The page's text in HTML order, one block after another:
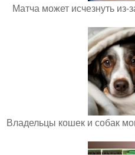
Матча может исчезнуть из-
Владельцы кошек и собак